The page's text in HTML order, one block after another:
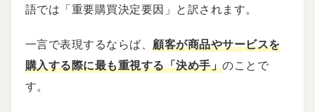
語では「重要購買決定要因」と訳されます。
一言で表現するならば、顧客が商品やサービスを
購入する際に最も重視する「決め手」のことで
す。